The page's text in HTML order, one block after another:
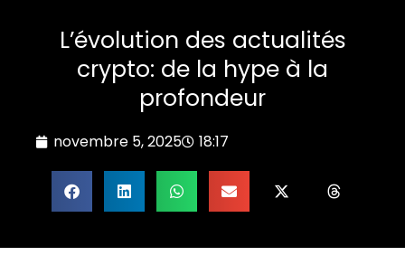
L’évolution des actualités
crypto: de la hype à la
profondeur
novembre 5, 2025 18:17